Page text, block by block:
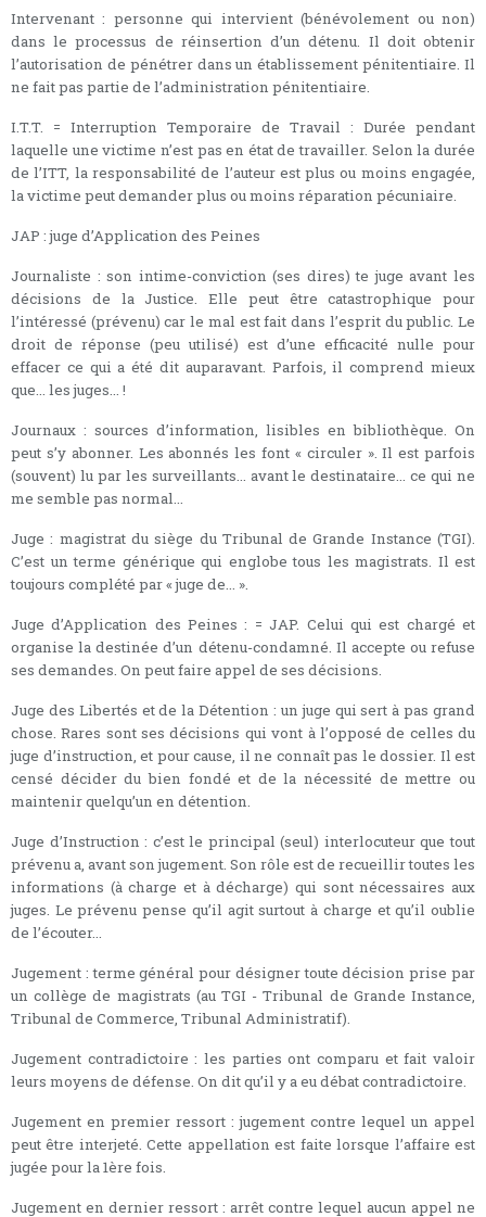
Intervenant : personne qui intervient (bénévolement ou non)
dans le processus de réinsertion d’un détenu. Il doit obtenir
l’autorisation de pénétrer dans un établissement pénitentiaire. Il
ne fait pas partie de l’administration pénitentiaire.
I.T.T. = Interruption Temporaire de Travail : Durée pendant
laquelle une victime n’est pas en état de travailler. Selon la durée
de l’ITT, la responsabilité de l’auteur est plus ou moins engagée,
la victime peut demander plus ou moins réparation pécuniaire.
JAP : juge d’Application des Peines
Journaliste : son intime-conviction (ses dires) te juge avant les
décisions de la Justice. Elle peut être catastrophique pour
l’intéressé (prévenu) car le mal est fait dans l’esprit du public. Le
droit de réponse (peu utilisé) est d’une efficacité nulle pour
effacer ce qui a été dit auparavant. Parfois, il comprend mieux
que... les juges... !
Journaux : sources d’information, lisibles en bibliothèque. On
peut s’y abonner. Les abonnés les font « circuler ». Il est parfois
(souvent) lu par les surveillants... avant le destinataire... ce qui ne
me semble pas normal...
Juge : magistrat du siège du Tribunal de Grande Instance (TGI).
C’est un terme générique qui englobe tous les magistrats. Il est
toujours complété par « juge de... ».
Juge d’Application des Peines : = JAP. Celui qui est chargé et
organise la destinée d’un détenu-condamné. Il accepte ou refuse
ses demandes. On peut faire appel de ses décisions.
Juge des Libertés et de la Détention : un juge qui sert à pas grand
chose. Rares sont ses décisions qui vont à l’opposé de celles du
juge d’instruction, et pour cause, il ne connaît pas le dossier. Il est
censé décider du bien fondé et de la nécessité de mettre ou
maintenir quelqu’un en détention.
Juge d’Instruction : c’est le principal (seul) interlocuteur que tout
prévenu a, avant son jugement. Son rôle est de recueillir toutes les
informations (à charge et à décharge) qui sont nécessaires aux
juges. Le prévenu pense qu’il agit surtout à charge et qu’il oublie
de l’écouter...
Jugement : terme général pour désigner toute décision prise par
un collège de magistrats (au TGI - Tribunal de Grande Instance,
Tribunal de Commerce, Tribunal Administratif).
Jugement contradictoire : les parties ont comparu et fait valoir
leurs moyens de défense. On dit qu’il y a eu débat contradictoire.
Jugement en premier ressort : jugement contre lequel un appel
peut être interjeté. Cette appellation est faite lorsque l’affaire est
jugée pour la 1ère fois.
Jugement en dernier ressort : arrêt contre lequel aucun appel ne